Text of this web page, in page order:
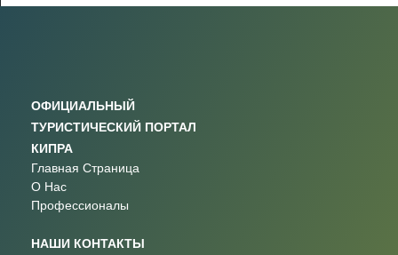
ОФИЦИАЛЬНЫЙ
ТУРИСТИЧЕСКИЙ ПОРТАЛ
КИПРА
Главная Страница
О Нас
Профессионалы
НАШИ КОНТАКТЫ